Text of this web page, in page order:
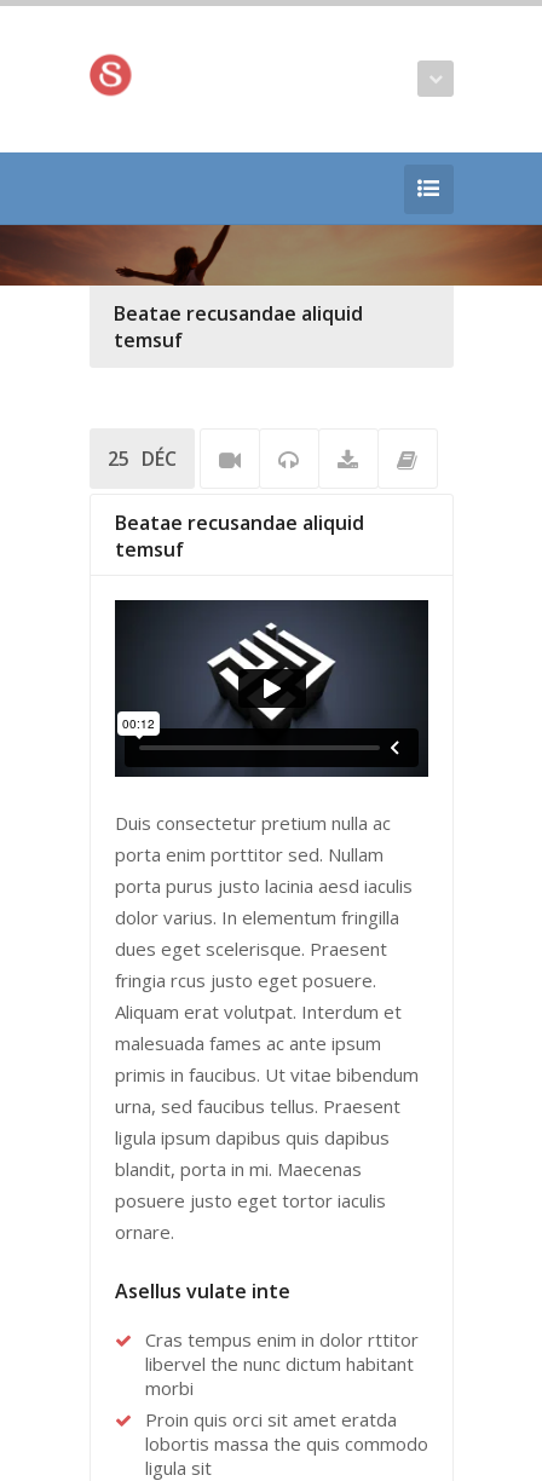
Beatae recusandae aliquid
temsuf
25 DÉC
Beatae recusandae aliquid
temsuf
Duis consectetur pretium nulla ac
porta enim porttitor sed. Nullam
porta purus justo lacinia aesd iaculis
dolor varius. In elementum fringilla
dues eget scelerisque. Praesent
fringia rcus justo eget posuere.
Aliquam erat volutpat. Interdum et
malesuada fames ac ante ipsum
primis in faucibus. Ut vitae bibendum
urna, sed faucibus tellus. Praesent
ligula ipsum dapibus quis dapibus
blandit, porta in mi. Maecenas
posuere justo eget tortor iaculis
ornare.
Asellus vulate inte
Cras tempus enim in dolor rttitor
libervel the nunc dictum habitant
morbi
Proin quis orci sit amet eratda
lobortis massa the quis commodo
ligula sit